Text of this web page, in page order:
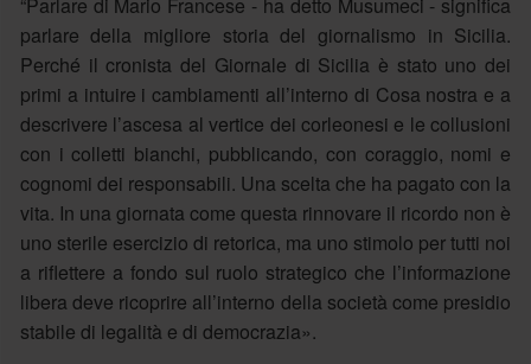
parlare della migliore storia del giornalismo in Sicilia.
Perché il cronista del Giornale di Sicilia è stato uno dei
primi a intuire i cambiamenti all’interno di Cosa nostra e a
descrivere l’ascesa al vertice dei corleonesi e le collusioni
con i colletti bianchi, pubblicando, con coraggio, nomi e
cognomi dei responsabili. Una scelta che ha pagato con la
vita. In una giornata come questa rinnovare il ricordo non è
uno sterile esercizio di retorica, ma uno stimolo per tutti noi
a riflettere a fondo sul ruolo strategico che l’informazione
libera deve ricoprire all’interno della società come presidio
stabile di legalità e di democrazia».